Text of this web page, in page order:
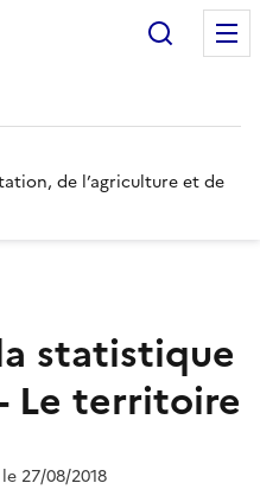
de l’agriculture et de
statistique
Le territoire
27/08/2018